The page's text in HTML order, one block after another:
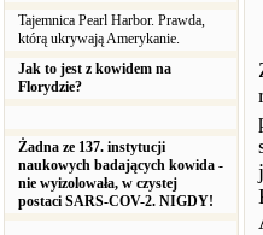
Tajemnica Pearl Harbor. Prawda,
którą ukrywają Amerykanie.
Jak to jest z kowidem na
Florydzie?
Żadna ze 137. instytucji
naukowych badających kowida -
nie wyizolowała, w czystej
postaci SARS-COV-2. NIGDY!